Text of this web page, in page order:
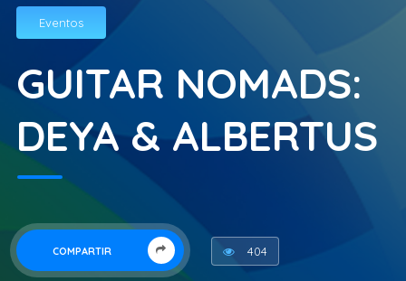
Eventos
GUITAR NOMADS:
DEYA & ALBERTUS
COMPARTIR 404